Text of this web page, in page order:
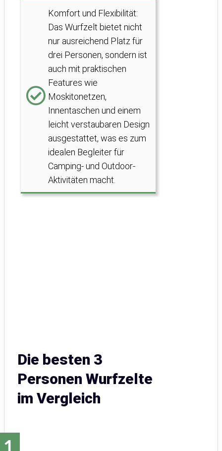
Komfort und Flexibilität:
Das Wurfzelt bietet nicht
nur ausreichend Platz für
drei Personen, sondern ist
auch mit praktischen
Features wie
Moskitonetzen,
Innentaschen und einem
leicht verstaubaren Design
ausgestattet, was es zum
idealen Begleiter für
Camping- und Outdoor-
Aktivitäten macht.
Die besten 3
Personen Wurfzelte
im Vergleich